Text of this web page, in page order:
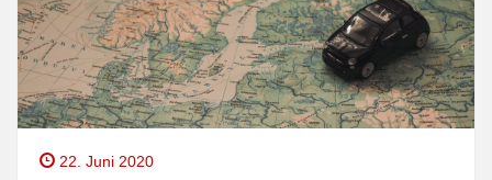
22. Juni 2020